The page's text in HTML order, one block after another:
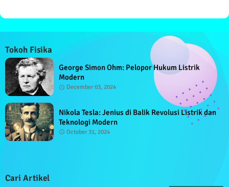
Tokoh Fisika
George Simon Ohm: Pelopor Hukum Listrik
Modern
December 03, 2024
Nikola Tesla: Jenius di Balik Revolusi Listrik dan
Teknologi Modern
October 31, 2024
Cari Artikel